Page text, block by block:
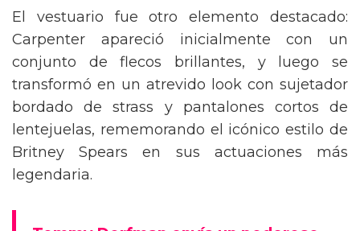
El vestuario fue otro elemento destacado:
Carpenter apareció inicialmente con un
conjunto de flecos brillantes, y luego se
transformó en un atrevido look con sujetador
bordado de strass y pantalones cortos de
lentejuelas, rememorando el icónico estilo de
Britney Spears en sus actuaciones más
legendaria.